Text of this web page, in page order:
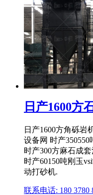
日产1600方
日产1600方角砾岩
设备网 时产
时产300方麻石成
时产60150吨刚玉
动打砂机.
联系电话: 180 3780